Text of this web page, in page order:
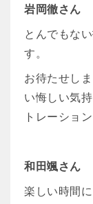
岩岡徹さん
とんでもな
す。
お待たせし
い悔しい気
トレーショ
和田颯さん
楽しい時間